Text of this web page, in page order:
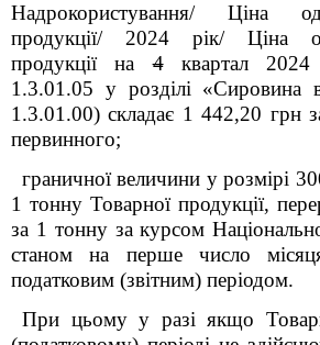
Надрокористування/ Ціна
продукції/ 2024 рік/ Ціна
продукції на4квартал
1.3.01.05 у розділі «Сировина
1.3.01.00) складає 1 442,20 грн
первинного;
граничної величини у розмірі
1 тонну Товарної продукції,
за 1 тонну за курсом
станом на перше число
податковим (звітним) періодом.
При цьому у разі якщо